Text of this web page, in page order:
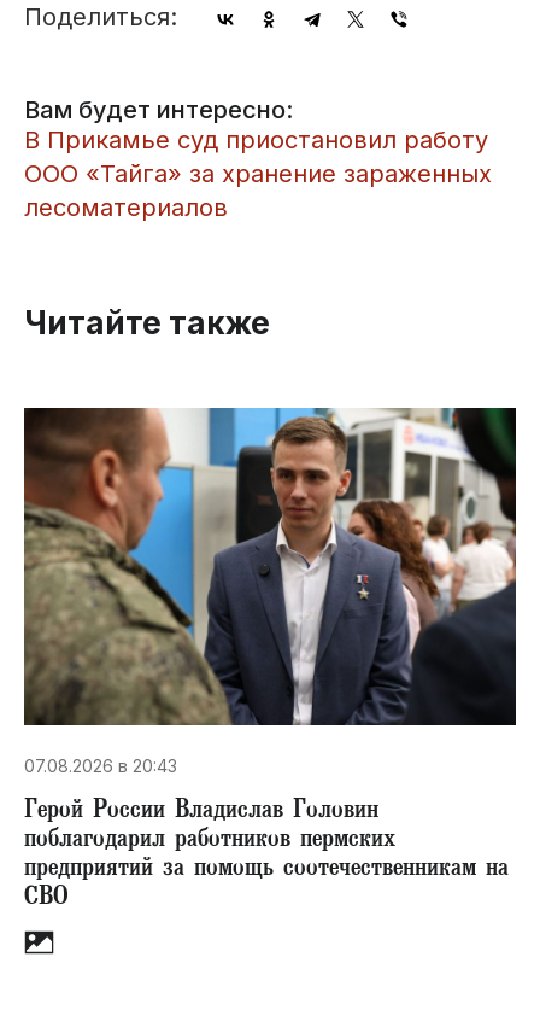
Поделиться:
Вам будет интересно:
​В Прикамье суд приостановил работу
ООО «Тайга» за хранение зараженных
лесоматериалов
Читайте также
07.08.2026 в 20:43
Герой России Владислав Головин
поблагодарил работников пермских
предприятий за помощь соотечественникам на
СВО